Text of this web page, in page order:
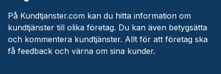
På Kundtjanster.com kan du hitta information om
kundtjänster till olika företag. Du kan även betygsätta
och kommentera kundtjänster. Allt för att företag ska
få feedback och värna om sina kunder.